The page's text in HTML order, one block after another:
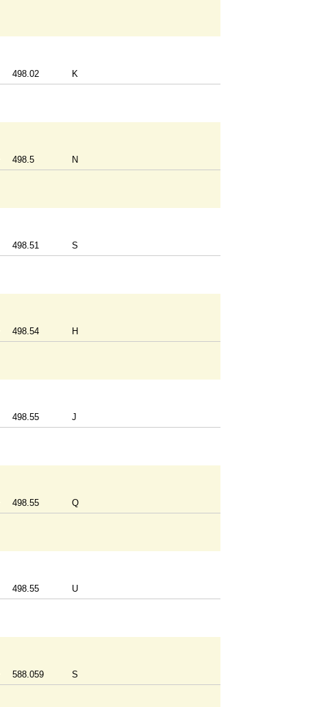
498.02 K
498.5 N
498.51 S
498.54 H
498.55 J
498.55 Q
498.55 U
588.059 S